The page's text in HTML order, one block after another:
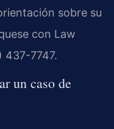
sobre su
con Law
437-7747.
un caso de